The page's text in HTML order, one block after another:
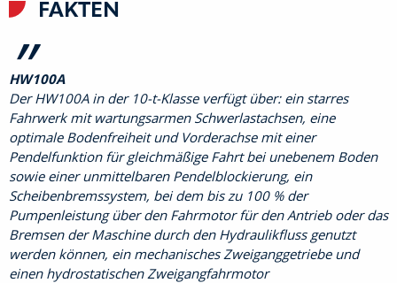
FAKTEN
HW100A
Der HW100A in der 10-t-Klasse verfügt über: ein starres
Fahrwerk mit wartungsarmen Schwerlastachsen, eine
optimale Bodenfreiheit und Vorderachse mit einer
Pendelfunktion für gleichmäßige Fahrt bei unebenem Boden
sowie einer unmittelbaren Pendelblockierung, ein
Scheibenbremssystem, bei dem bis zu 100 % der
Pumpenleistung über den Fahrmotor für den Antrieb oder das
Bremsen der Maschine durch den Hydraulikfluss genutzt
werden können, ein mechanisches Zweiganggetriebe und
einen hydrostatischen Zweigangfahrmotor